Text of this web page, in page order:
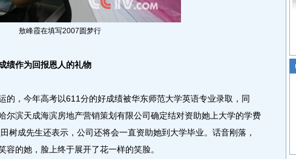
敖峰霞在填写2007圆梦行
绩作为回报恩人的礼物
，今年高考以611分的好成绩被华东师范大学英语专业录取，同
尔滨天成海滨房地产营销策划有限公司确定结对资助她上大学的学费
树成先生还表示，公司还将会一直资助她到大学毕业。话音刚落，
容的她，脸上终于展开了花一样的笑脸。